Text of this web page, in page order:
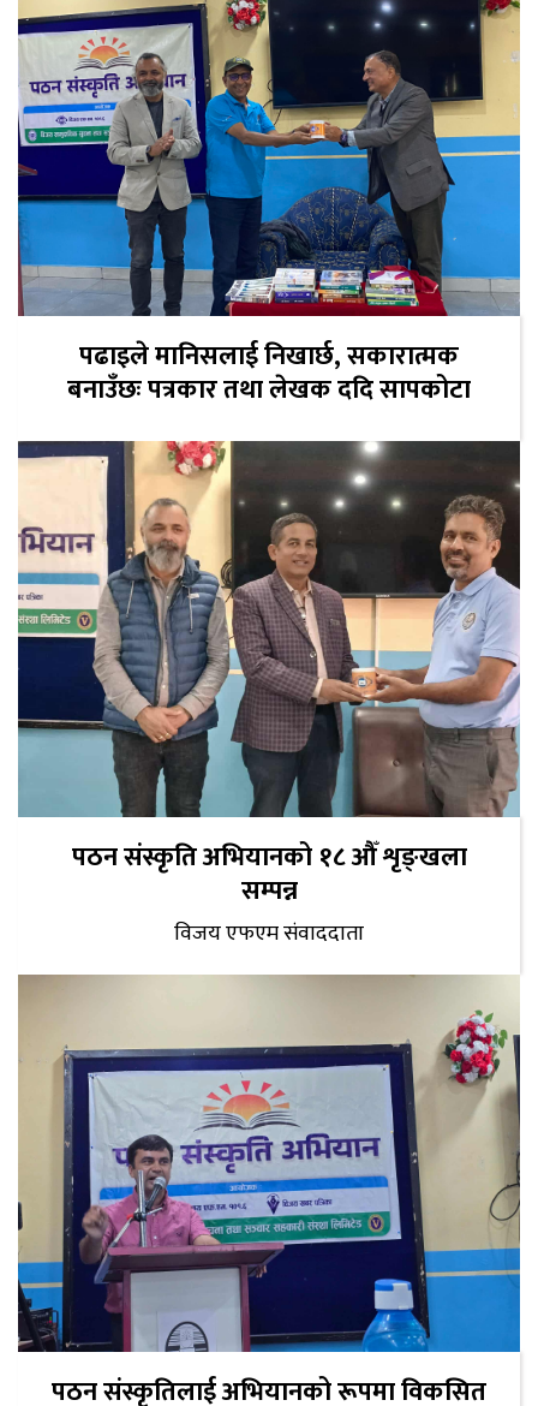
पढाइले मानिसलाई निखार्छ, सकारात्मक
बनाउँछः पत्रकार तथा लेखक ददि सापकोटा
पठन संस्कृति अभियानको १८ औँ शृङ्खला
सम्पन्न
विजय एफएम संवाददाता
पठन संस्कृतिलाई अभियानको रूपमा विकसित